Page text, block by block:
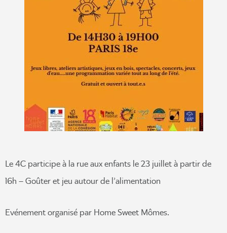
Le 4C participe à la rue aux enfants le 23 juillet à partir de
16h – Goûter et jeu autour de l’alimentation
Evénement organisé par Home Sweet Mômes.